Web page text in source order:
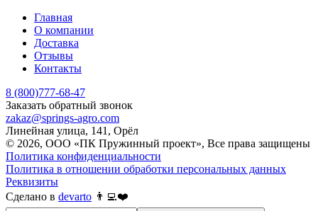
Главная
О компании
Доставка
Отзывы
Контакты
8 (800)777-68-47
Заказать обратный звонок
zakaz@springs-agro.com
Линейная улица, 141, Орёл
© 2026, ООО «ПК Пружинный проект», Все права защищены
Политика конфиденциальности
Политика в отношении обработки персональных данных
Реквизиты
Сделано в devarto 👨‍💻❤️